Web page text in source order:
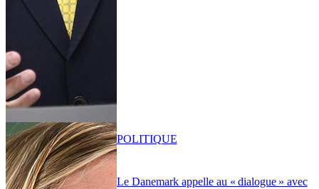
Le Danemark appelle au « dialogue » avec
POLITIQUE